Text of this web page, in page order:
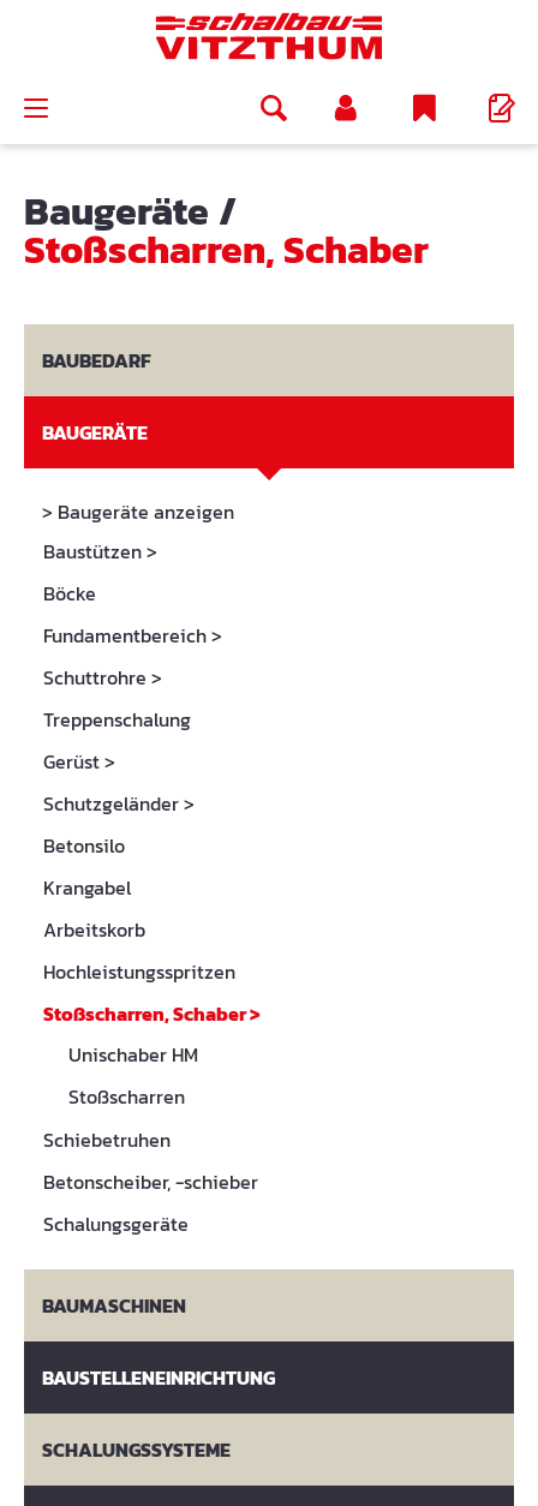
Baugeräte /
Stoßscharren, Schaber
BAUBEDARF
BAUGERÄTE
> Baugeräte anzeigen
Baustützen>
Böcke
Fundamentbereich>
Schuttrohre >
Treppenschalung
Gerüst>
Schutzgeländer>
Betonsilo
Krangabel
Arbeitskorb
Hochleistungsspritzen
Stoßscharren, Schaber>
Unischaber HM
Stoßscharren
Schiebetruhen
Betonscheiber, -schieber
Schalungsgeräte
BAUMASCHINEN
BAUSTELLENEINRICHTUNG
SCHALUNGSSYSTEME